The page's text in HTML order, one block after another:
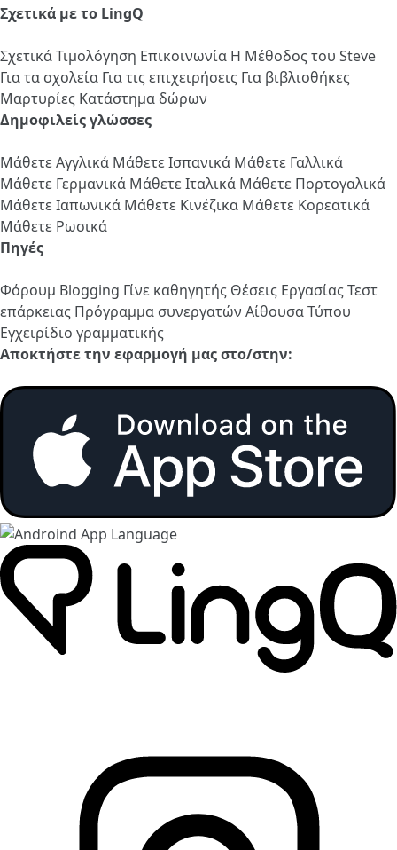
Σχετικά με το LingQ
ΣχετικάΤιμολόγηση Επικοινωνία Η Μέθοδος του Steve
Για τα σχολεία Για τις επιχειρήσεις Για βιβλιοθήκες
Μαρτυρίες Κατάστημα δώρων
Δημοφιλείς γλώσσες
Μάθετε Αγγλικά Μάθετε Ισπανικά Μάθετε Γαλλικά
Μάθετε Γερμανικά Μάθετε Ιταλικά Μάθετε Πορτογαλικά
Μάθετε Ιαπωνικά Μάθετε Κινέζικα Μάθετε Κορεατικά
Μάθετε Ρωσικά
Πηγές
Φόρουμ Blogging Γίνε καθηγητής Θέσεις ΕργασίαςΤεστ
επάρκειας Πρόγραμμα συνεργατών Αίθουσα Τύπου
Εγχειρίδιο γραμματικής
Αποκτήστε την εφαρμογή μας στο/στην: